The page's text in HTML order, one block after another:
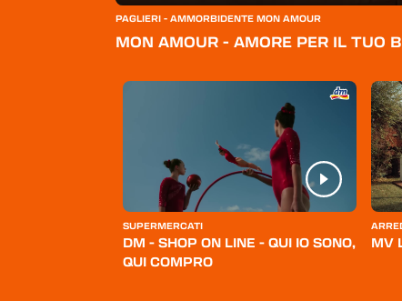
PAGLIERI - AMMORBIDENTE MON AMOUR
MON AMOUR - AMORE PER IL TUO
SUPERMERCATI
DM - SHOP ON LINE - QUI IO SONO,
QUI COMPRO
MV